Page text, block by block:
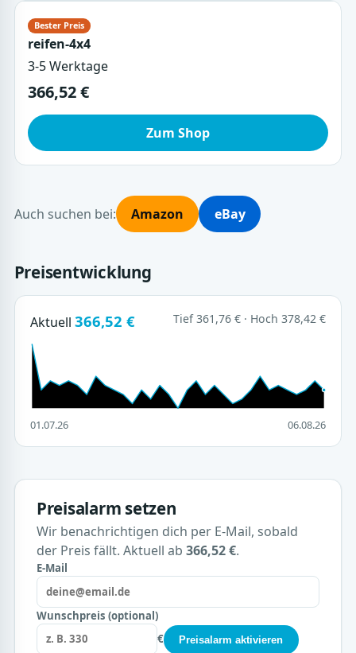
reifen-4x4
3-5 Werktage
366,52 €
Zum Shop
Auch suchen bei: Amazon eBay
Preisentwicklung
Aktuell 366,52 € Tief 361,76 € · Hoch 378,42 €
01.07.26 06.08.26
Preisalarm setzen
Wir benachrichtigen dich per E-Mail, sobald
der Preis fällt. Aktuell ab 366,52 €.
E-Mail
Wunschpreis (optional)
€
Preisalarm aktivieren